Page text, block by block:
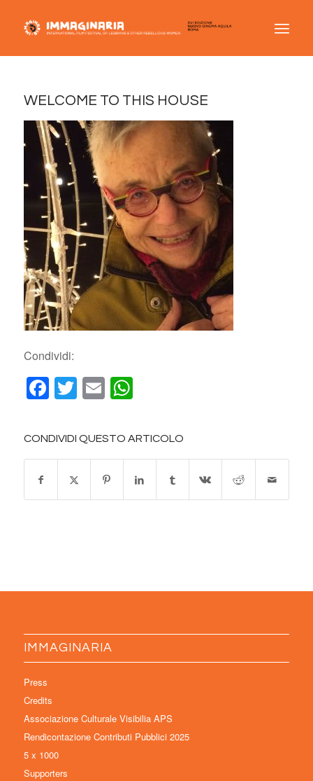
WELCOME TO THIS HOUSE
Condividi:
Facebook
Twitter
EmailWhatsApp
CONDIVIDI QUESTO ARTICOLO
IMMAGINARIA
Press
Credits
Associazione Culturale Visibilia APS
Rendicontazione Contributi Pubblici 2025
5 x 1000
Supporters